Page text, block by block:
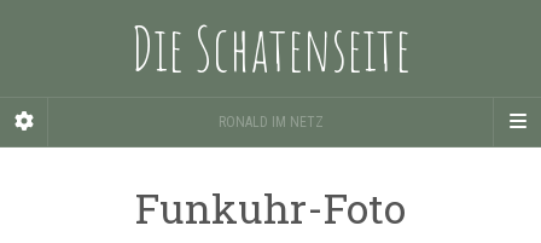
Die Schatenseite
RONALD IM NETZ
Funkuhr-Foto